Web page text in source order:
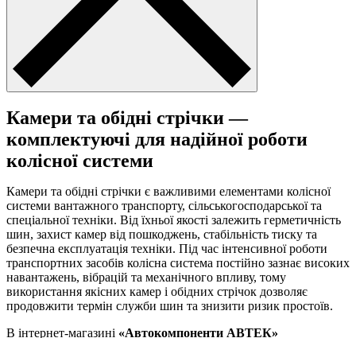
Камери та обідні стрічки —
комплектуючі для надійної роботи
колісної системи
Камери та обідні стрічки є важливими елементами колісної
системи вантажного транспорту, сільськогосподарської та
спеціальної техніки. Від їхньої якості залежить герметичність
шин, захист камер від пошкоджень, стабільність тиску та
безпечна експлуатація техніки. Під час інтенсивної роботи
транспортних засобів колісна система постійно зазнає високих
навантажень, вібрацій та механічного впливу, тому
використання якісних камер і обідних стрічок дозволяє
продовжити термін служби шин та знизити ризик простоїв.
В інтернет-магазині «Автокомпоненти АВТЕК»